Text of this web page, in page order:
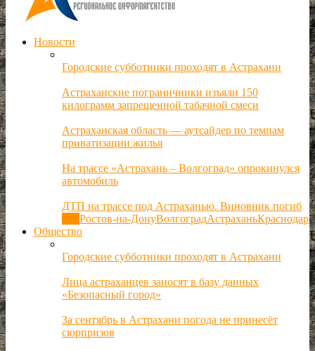
Новости
Городские субботники проходят в Астрахани
Астраханские пограничники изъяли 150
килограмм запрещенной табачной смеси
Астраханская область — аутсайдер по темпам
приватизации жилья
На трассе «Астрахань – Волгоград» опрокинулся
автомобиль
ДТП на трассе под Астраханью. Виновник погиб
Ростов-на-ДонуВолгоградАстраханьКраснодар
Общество
Городские субботники проходят в Астрахани
Лица астраханцев заносят в базу данных
«Безопасный город»
За сентябрь в Астрахани погода не принесёт
сюрпризов